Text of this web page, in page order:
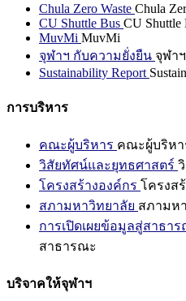
Chula Zero Waste Chula
CU Shuttle Bus CU Shuttle
MuvMi MuvMi
จุฬาฯ กับความยั่งยืน จุฬา
Sustainability Report
การบริหาร
คณะผู้บริหาร คณะผู้บริหา
วิสัยทัศน์และยุทธศาสตร์
โครงสร้างองค์กร โครงส
สภามหาวิทยาลัย สภามห
การเปิดเผยข้อมูลสู่สาธา
สาธารณะ
บริจาคให้จุฬาฯ